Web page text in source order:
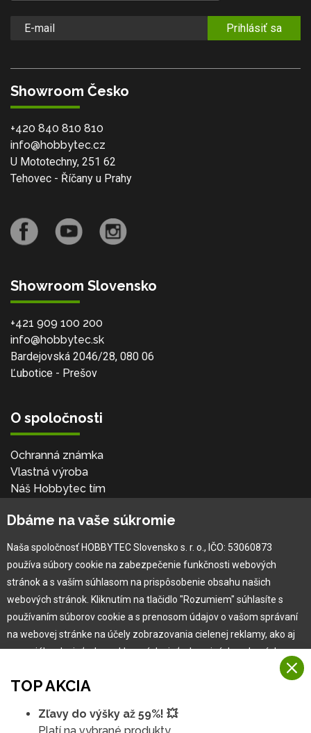
Prihlásiť sa
Showroom Česko
+420 840 810 810
info@hobbytec.cz
U Mototechny, 251 62
Tehovec - Říčany u Prahy
Showroom Slovensko
+421 909 100 200
info@hobbytec.sk
Bardejovská 2046/28, 080 06
Ľubotice - Prešov
O spoločnosti
Ochranná známka
Vlastná výroba
Náš Hobbytec tím
Naša história
Pre zákazníka
Garancia najlepšej ceny
Užívateľský manuál
Reklamácia
TOP AKCIA
Zľavy do výšky až 59%! 💥
Dbáme na vaše súkromie
Naša spoločnosť HOBBYTEC Slovensko s. r. o., IČO: 53060873
používa súbory cookie na zabezpečenie funkčnosti webových
stránok a s vaším súhlasom na prispôsobenie obsahu našich
webových stránok. Kliknutím na tlačidlo "Rozumiem" súhlasíte s
používaním súborov cookie a s prenosom údajov o vašom správaní
na webovej stránke na účely zobrazovania cielenej reklamy, ako aj
na sociálnych sieťach a reklamných sieťach na iných webových
Viac informácií
Na našich webových stránkach používame niekoľko kategórií